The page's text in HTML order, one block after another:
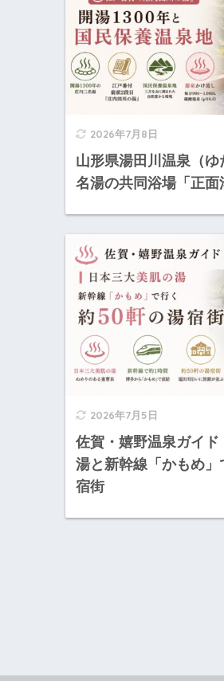
2026年7月8日
山形県湯田川温泉（
名湯の共同浴場「正
2026年7月5日
佐賀・嬉野温泉ガイ
湯と新幹線「かもめ
宿街